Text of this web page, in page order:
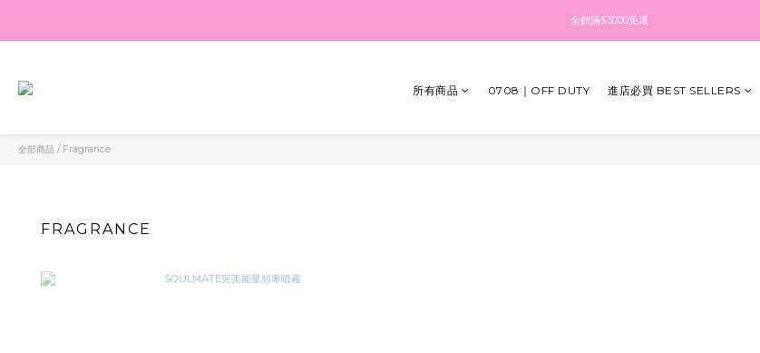
全館滿$3000免運
全館滿$3000免運
點擊註冊送$100紅利金 填生日再送生日禮金
所有商品 0708｜OFF DUTY 進店必買 BEST SELLERS
全部商品 / Fragrance
FRAGRANCE